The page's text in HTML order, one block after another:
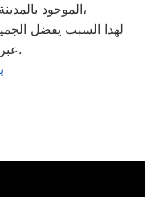
الموجود بالمدينة أو المحافظة التي يقيمون فيها،
لهذا السبب يفضل
عبر الأرقام المختصرة.